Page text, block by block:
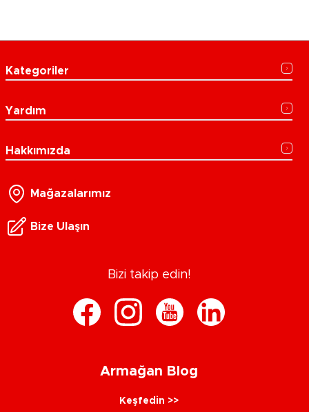
Kategoriler
Yardım
Hakkımızda
Mağazalarımız
Bize Ulaşın
Bizi takip edin!
Armağan Blog
Keşfedin >>